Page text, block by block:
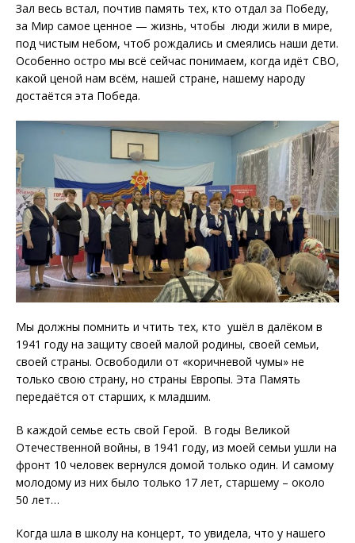
Зал весь встал, почтив память тех, кто отдал за Победу,
за Мир самое ценное — жизнь, чтобы люди жили в мире,
под чистым небом, чтоб рождались и смеялись наши дети.
Особенно остро мы всё сейчас понимаем, когда идёт СВО,
какой ценой нам всём, нашей стране, нашему народу
достаётся эта Победа.
Мы должны помнить и чтить тех, кто ушёл в далёком в
1941 году на защиту своей малой родины, своей семьи,
своей страны. Освободили от «коричневой чумы» не
только свою страну, но страны Европы. Эта Память
передаётся от старших, к младшим.
В каждой семье есть свой Герой. В годы Великой
Отечественной войны, в 1941 году, из моей семьи ушли на
фронт 10 человек вернулся домой только один. И самому
молодому из них было только 17 лет, старшему – около
50 лет…
Когда шла в школу на концерт, то увидела, что у нашего